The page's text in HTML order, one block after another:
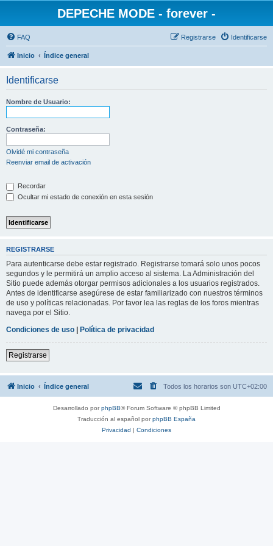
DEPECHE MODE - forever -
FAQ Identificarse
Registrarse
Inicio Índice general
Identificarse
Nombre de Usuario:
Contraseña:
Olvidé mi contraseña
Reenviar email de activación
Recordar
Ocultar mi estado de conexión en esta sesión
REGISTRARSE
Para autenticarse debe estar registrado. Registrarse tomará solo unos pocos
segundos y le permitirá un amplio acceso al sistema. La Administración del
Sitio puede además otorgar permisos adicionales a los usuarios registrados.
Antes de identificarse asegúrese de estar familiarizado con nuestros términos
de uso y políticas relacionadas. Por favor lea las reglas de los foros mientras
navega por el Sitio.
Condiciones de uso | Política de privacidad
Registrarse
Inicio Índice general Todos los horarios son UTC+02:00
Desarrollado porphpBB® Forum Software © phpBB Limited
Traducción al español porphpBB España
Privacidad | Condiciones